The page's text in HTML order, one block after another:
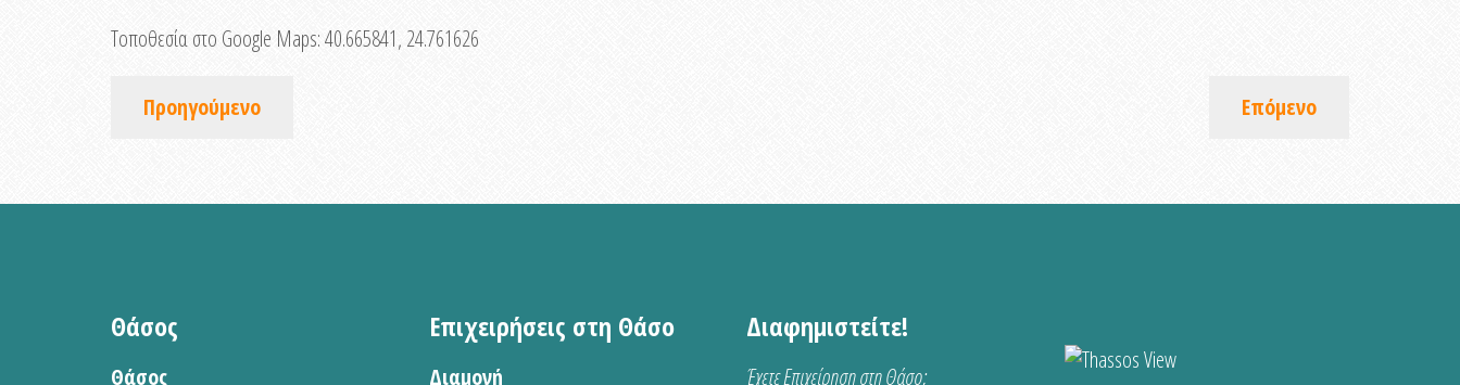
Τοποθεσία στο Google Maps:40.665841, 24.761626
Προηγούμενο Επόμενο
Θάσος
Θάσος
Επιχειρήσεις στη Θάσο
Διαμονή
Διαφημιστείτε!
Έχετε Επιχείρηση στη Θάσο;